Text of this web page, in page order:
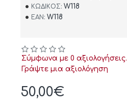
ΚΩΔΙΚΌΣ: W118
EAN: W118
Σύμφωνα με 0 αξιολογήσεις.
Γράψτε μια αξιολόγηση
50,00€